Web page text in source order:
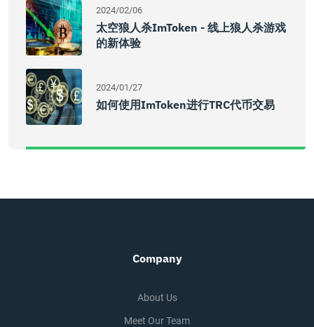
2024/02/06
太空狼人杀imToken - 线上狼人杀游戏
的新体验
2024/01/27
如何使用imToken进行TRC代币交易
Company
About Us
Meet Our Team